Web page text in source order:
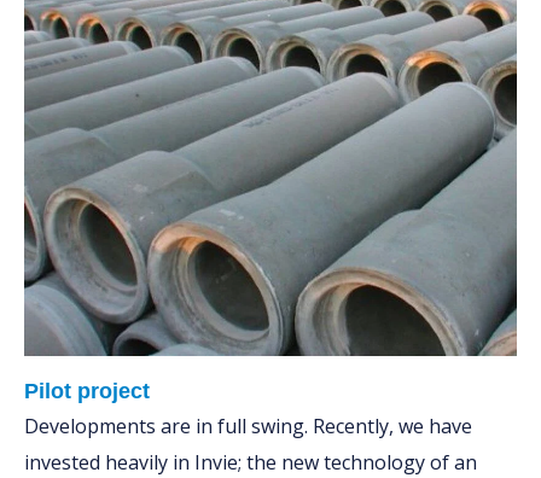
Pilot project
Developments are in full swing. Recently, we have
invested heavily in Invie; the new technology of an